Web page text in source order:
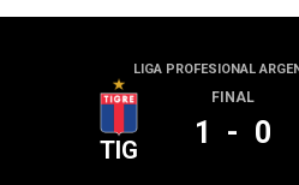
LIGA PROFESIONAL
TIG
FINAL
1 - 0